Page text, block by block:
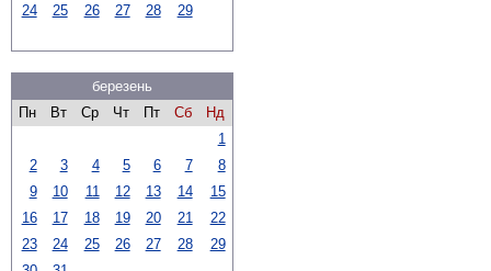
24
25 26 27 28 29
березень
Пн
Вт Ср Чт Пт Сб
Нд
1
2
3 4 5 6 7
8
9
10 11 12 13 14
15
16
17 18 19 20 21
22
23
24 25 26 27 28
29